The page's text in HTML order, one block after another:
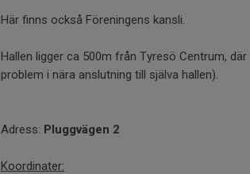
Här finns också Föreningens kansli.
Hallen ligger ca 500m från Tyresö Centrum,
problem i nära anslutning till själva hallen).
Adress: Pluggvägen 2
Koordinater: